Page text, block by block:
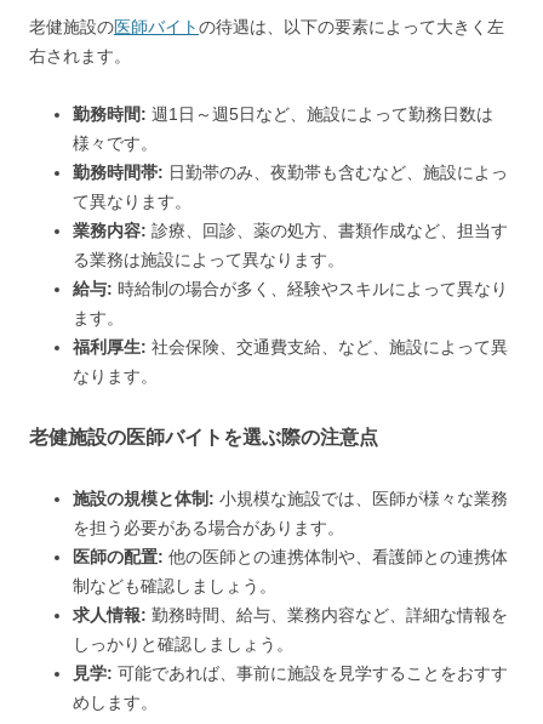
老健施設の医師バイトの待遇は、以下の要素によって大きく左
右されます。
勤務時間: 週1日～週5日など、施設によって勤務日数は
様々です。
勤務時間帯: 日勤帯のみ、夜勤帯も含むなど、施設によっ
て異なります。
業務内容: 診療、回診、薬の処方、書類作成など、担当す
る業務は施設によって異なります。
給与: 時給制の場合が多く、経験やスキルによって異なり
ます。
福利厚生: 社会保険、交通費支給、など、施設によって異
なります。
老健施設の医師バイトを選ぶ際の注意点
施設の規模と体制: 小規模な施設では、医師が様々な業務
を担う必要がある場合があります。
医師の配置: 他の医師との連携体制や、看護師との連携体
制なども確認しましょう。
求人情報: 勤務時間、給与、業務内容など、詳細な情報を
しっかりと確認しましょう。
見学: 可能であれば、事前に施設を見学することをおすす
めします。